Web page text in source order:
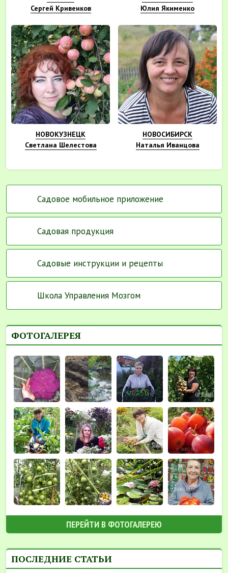
Сергей Кривенков
Юлия Якименко
НОВОКУЗНЕЦК
Светлана Шелестова
НОВОСИБИРСК
Наталья Иванцова
Садовое мобильное приложение
Садовая продукция
Садовые инструкции и рецепты
Школа Управления Мозгом
ФОТОГАЛЕРЕЯ
ПЕРЕЙТИ В ФОТОГАЛЕРЕЮ
ПОСЛЕДНИЕ СТАТЬИ